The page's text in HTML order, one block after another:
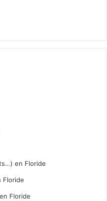
en Floride
Floride
Floride